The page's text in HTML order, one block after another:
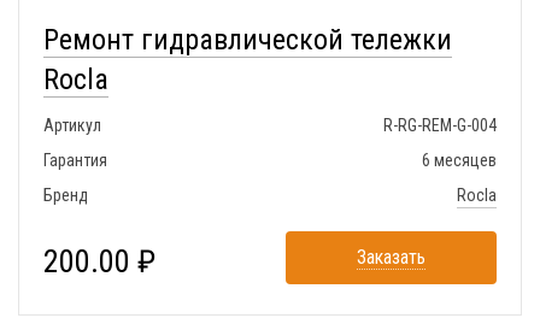
Ремонт гидравлической тележки
Rocla
Артикул
R-RG-REM-G-004
Гарантия
6 месяцев
Бренд
Rocla
200.00 ₽ Заказать